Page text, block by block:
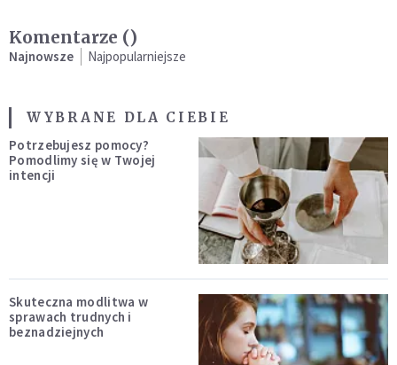
Komentarze ()
Najnowsze Najpopularniejsze
WYBRANE DLA CIEBIE
Potrzebujesz pomocy?
Pomodlimy się w Twojej
intencji
Skuteczna modlitwa w
sprawach trudnych i
beznadziejnych